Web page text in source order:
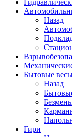
Назад
Бытовые
Назад
Гири